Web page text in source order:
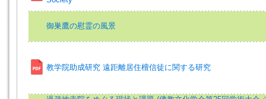
御巣鷹の慰霊の風景
教学院助成研究 遠距離居住檀信徒に関する研究